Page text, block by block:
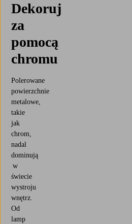
Dekoruj
za
pomocą
chromu
Polerowane
powierzchnie
metalowe,
takie
jak
chrom,
nadal
dominują
w
świecie
wystroju
wnętrz.
Od
lamp